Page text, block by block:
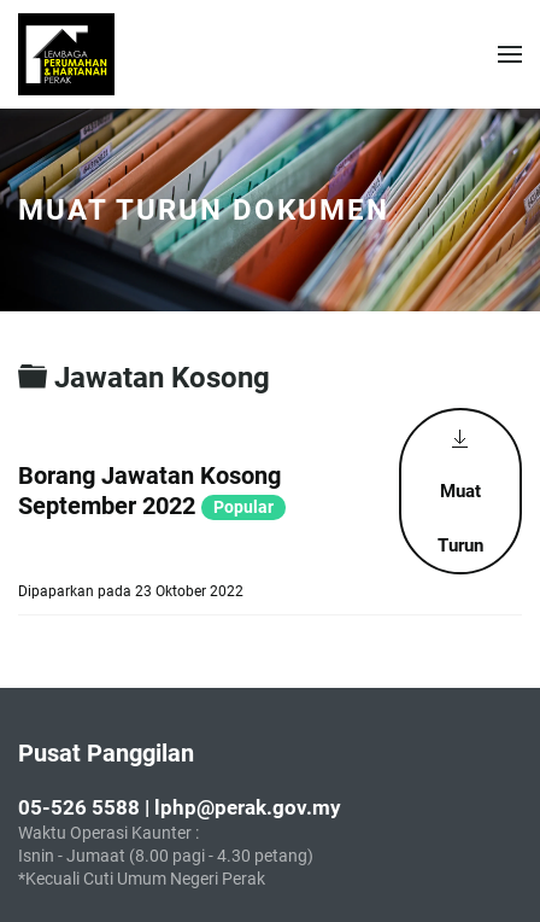
MUAT TURUN DOKUMEN
Folder
Jawatan Kosong
Borang Jawatan Kosong
September 2022
Popular
Muat
Turun
Dipaparkan pada 23 Oktober 2022
Pusat Panggilan
05-526 5588 | lphp@perak.gov.my
Waktu Operasi Kaunter :
Isnin - Jumaat (8.00 pagi - 4.30 petang)
*Kecuali Cuti Umum Negeri Perak